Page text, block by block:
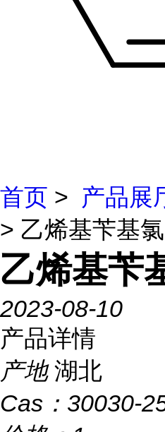
首页 > 产品展
> 乙烯基苄基氯
乙烯基苄
2023-08-10
产品详情
产地 湖北
Cas： 30030-